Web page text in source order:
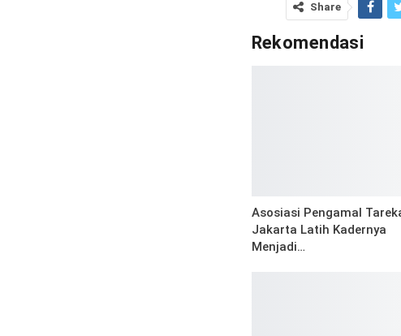
Share
Rekomendasi
Asosiasi Pengamal
Jakarta Latih Kadernya
Menjadi…